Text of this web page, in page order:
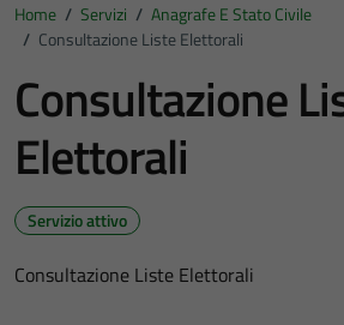
Home / Servizi / Anagrafe E Stato Civile
/ Consultazione Liste Elettorali
Consultazione
Elettorali
Servizio attivo
Consultazione Liste Elettorali